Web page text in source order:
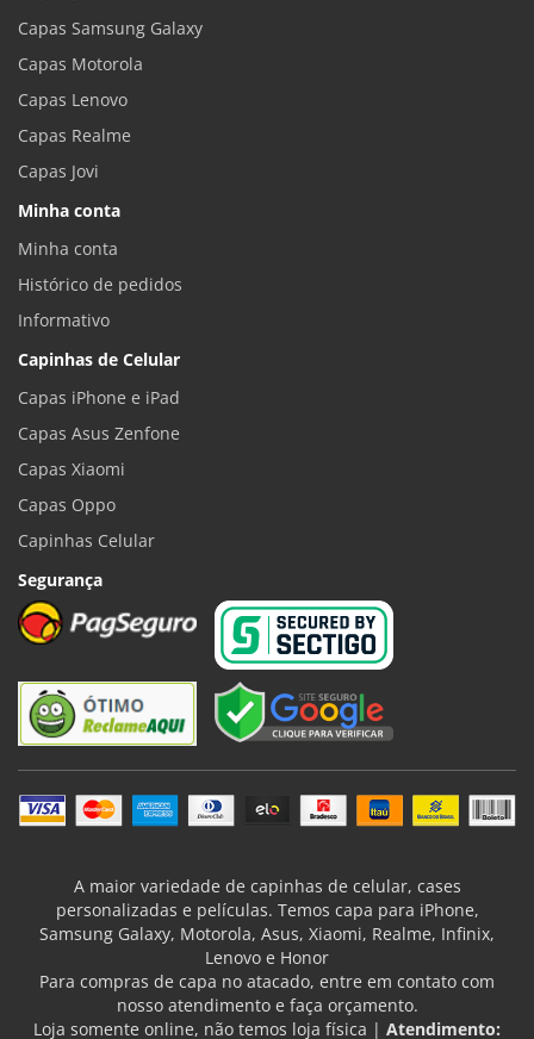
Capas Samsung Galaxy
Capas Motorola
Capas Lenovo
Capas Realme
Capas Jovi
Minha conta
Minha conta
Histórico de pedidos
Informativo
Capinhas de Celular
Capas iPhone e iPad
Capas Asus Zenfone
Capas Xiaomi
Capas Oppo
Capinhas Celular
Segurança
A maior variedade de capinhas de celular, cases
personalizadas e películas. Temos capa para iPhone,
Samsung Galaxy, Motorola, Asus, Xiaomi, Realme, Infinix,
Lenovo e Honor
Para compras de capa no atacado, entre em contato com
nosso atendimento e faça orçamento.
Loja somente online, não temos loja física | Atendimento: